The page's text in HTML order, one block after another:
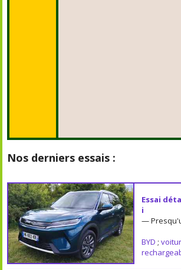
Nos derniers essais :
Essai
i
—
BYD ;